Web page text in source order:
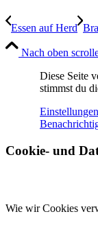
Essen auf Herd
Nach oben
Diese Seite
stimmst du
Cookie- und
Wie wir Cookies